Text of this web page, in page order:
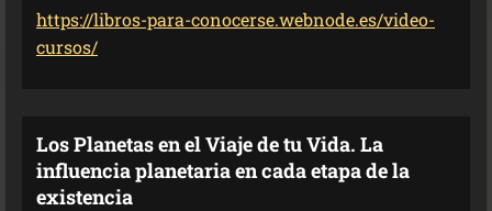
https://libros-para-conocerse.webnode.es/video-
cursos/
Los Planetas en el Viaje de tu Vida. La
influencia planetaria en cada etapa de la
existencia